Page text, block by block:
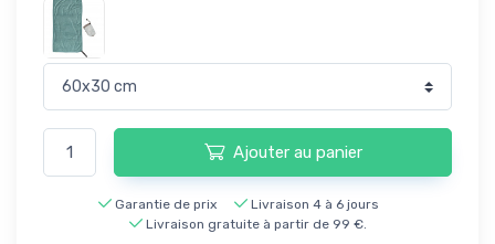
Ajouter au panier
Garantie de prix
Livraison 4 à 6 jours
Livraison gratuite à partir de 99 €.